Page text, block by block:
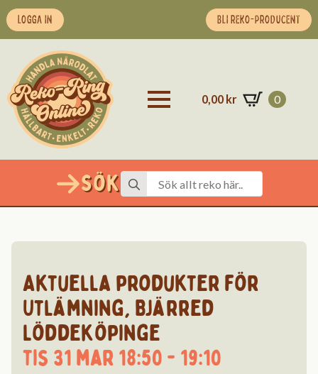
LOGGA IN BLI REKO-PRODUCENT
0,00 kr 0
Sök Search
for:
Aktuella produkter för
Utlämning, Bjärred
Löddeköpinge
tis 31 mar 18:50 - 19:10